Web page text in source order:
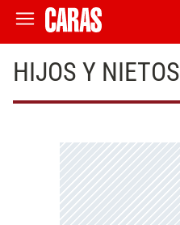
HIJOS Y NIETOS